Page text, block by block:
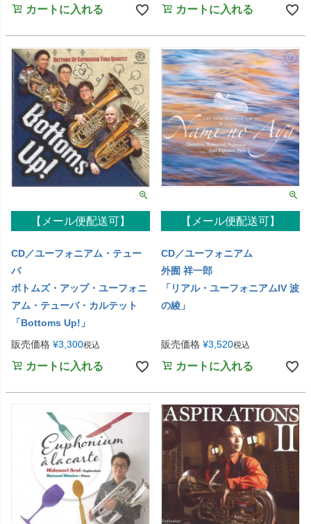
カートに入れる カートに入れる
【メール便配送可】
CD／ユーフォニアム・テュー
バ
ボトムズ・アップ・ユーフォニ
アム・テューバ・カルテット
「Bottoms Up!」
販売価格 ¥3,300税込
カートに入れる
【メール便配送可】
CD／ユーフォニアム
外囿 祥一郎
「リアル・ユーフォニアムIV 波
の綾」
販売価格 ¥3,520税込
カートに入れる